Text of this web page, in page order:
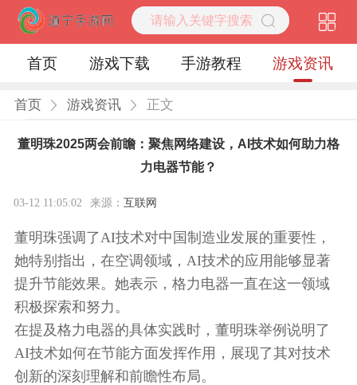
首页 游戏下载 手游教程 游戏资讯
首页 游戏资讯 正文
董明珠2025两会前瞻：聚焦网络建设，AI技术如何助力格
力电器节能？
03-12 11:05:02 来源： 互联网
董明珠强调了AI技术对中国制造业发展的重要性，
她特别指出，在空调领域，AI技术的应用能够显著
提升节能效果。她表示，格力电器一直在这一领域
积极探索和努力。
在提及格力电器的具体实践时，董明珠举例说明了
AI技术如何在节能方面发挥作用，展现了其对技术
创新的深刻理解和前瞻性布局。